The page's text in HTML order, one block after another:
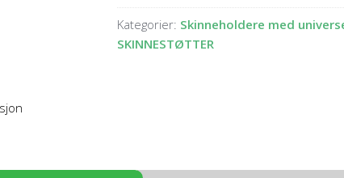
Kategorier: Skinneholdere med
SKINNESTØTTER